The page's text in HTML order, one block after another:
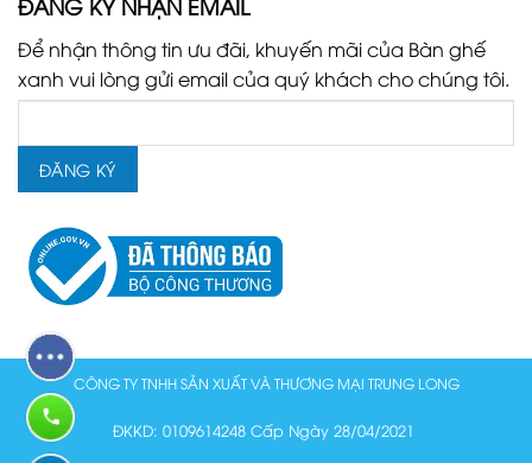
Để nhận thông tin ưu đãi, khuyến mãi của Bàn ghế
xanh vui lòng gửi email của quý khách cho chúng tôi.
CÔNG TY TNHH SẢN XUẤT VÀ THƯƠNG MẠI TRUNG LONG
ĐKKD: 0109614248 Cấp Ngày 28/04/2021